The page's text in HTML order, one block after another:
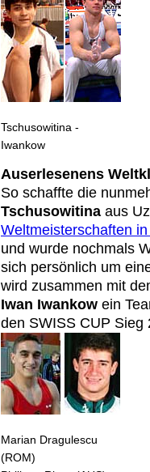
Tschusowitina -
Iwankow
Auserlesenens
So schaffte die
Tschusowitina aus
Weltmeisterschaften
und wurde nochmals
sich persönlich um
wird zusammen mit
Iwan Iwankow ein
den SWISS CUP Sieg
Marian Dragulescu
(ROM)